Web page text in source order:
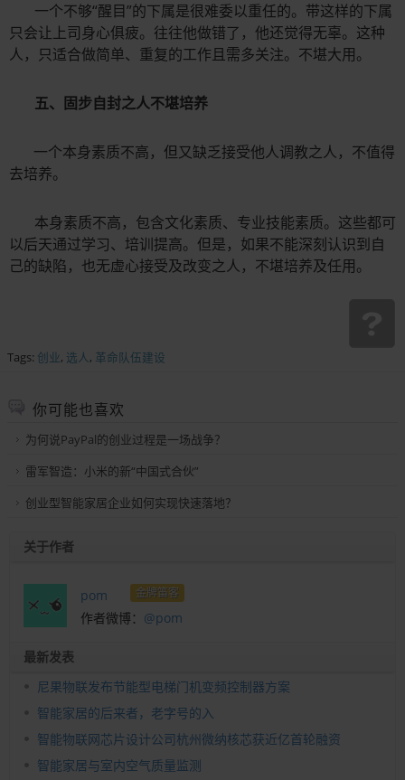
一个不够“醒目”的下属是很难委以重任的。带这样的下属
只会让上司身心俱疲。往往他做错了，他还觉得无辜。这种
人，只适合做简单、重复的工作且需多关注。不堪大用。
五、固步自封之人不堪培养
一个本身素质不高，但又缺乏接受他人调教之人，不值得
去培养。
本身素质不高，包含文化素质、专业技能素质。这些都可
以后天通过学习、培训提高。但是，如果不能深刻认识到自
己的缺陷，也无虚心接受及改变之人，不堪培养及任用。
Tags: 创业, 选人, 革命队伍建设
你可能也喜欢
为何说PayPal的创业过程是一场战争？
雷军智造：小米的新“中国式合伙”
创业型智能家居企业如何实现快速落地？
关于作者
pom 金牌笛客
作者微博： @pom
最新发表
尼果物联发布节能型电梯门机变频控制器方案
智能家居的后来者，老字号的入
智能物联网芯片设计公司杭州微纳核芯获近亿首轮融资
智能家居与室内空气质量监测